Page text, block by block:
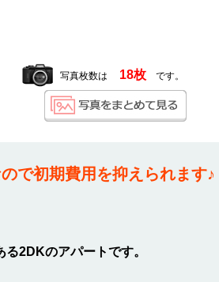
写真枚数は 18枚です。
で初期費用を抑えられます♪
2DKのアパートです。